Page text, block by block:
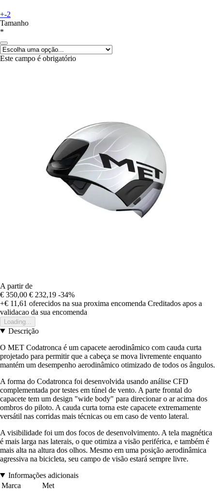
+-2
Tamanho
*
Este campo é obrigatório
A partir de
€ 350,00 € 232,19 -34%
+€ 11,61 oferecidos na sua proxima encomenda Creditados apos a
validacao da sua encomenda
Loading...
Descrição
O MET Codatronca é um capacete aerodinâmico com cauda curta
projetado para permitir que a cabeça se mova livremente enquanto
mantém um desempenho aerodinâmico otimizado de todos os ângulos.
A forma do Codatronca foi desenvolvida usando análise CFD
complementada por testes em túnel de vento. A parte frontal do
capacete tem um design "wide body" para direcionar o ar acima dos
ombros do piloto. A cauda curta torna este capacete extremamente
versátil nas corridas mais técnicas ou em caso de vento lateral.
A visibilidade foi um dos focos de desenvolvimento. A tela magnética
é mais larga nas laterais, o que otimiza a visão periférica, e também é
mais alta na altura dos olhos. Mesmo em uma posição aerodinâmica
agressiva na bicicleta, seu campo de visão estará sempre livre.
Informações adicionais
Marca
Met